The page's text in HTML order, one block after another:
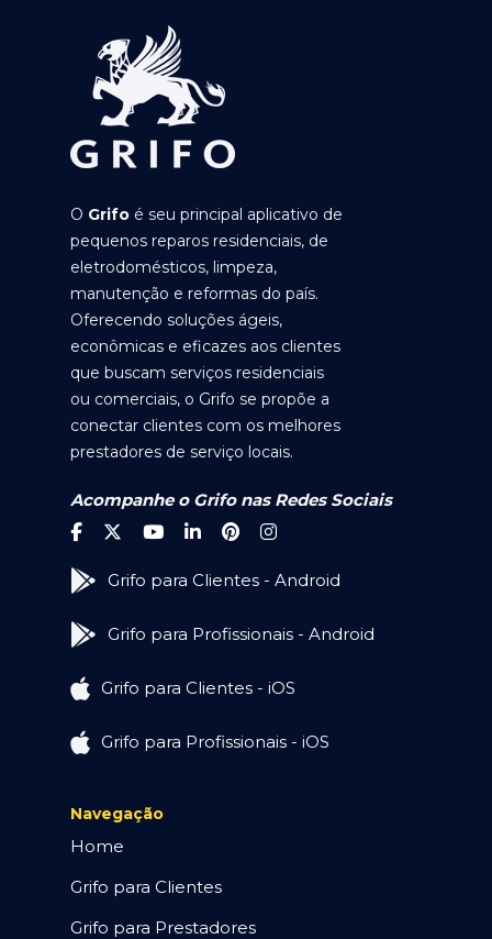
O Grifo é seu principal aplicativo de
pequenos reparos residenciais, de
eletrodomésticos, limpeza,
manutenção e reformas do país.
Oferecendo soluções ágeis,
econômicas e eficazes aos clientes
que buscam serviços residenciais
ou comerciais, o Grifo se propõe a
conectar clientes com os melhores
prestadores de serviço locais.
Acompanhe o Grifo nas Redes Sociais
Grifo para Clientes - Android
Grifo para Profissionais - Android
Grifo para Clientes - iOS
Grifo para Profissionais - iOS
Navegação
Home
Grifo para Clientes
Grifo para Prestadores